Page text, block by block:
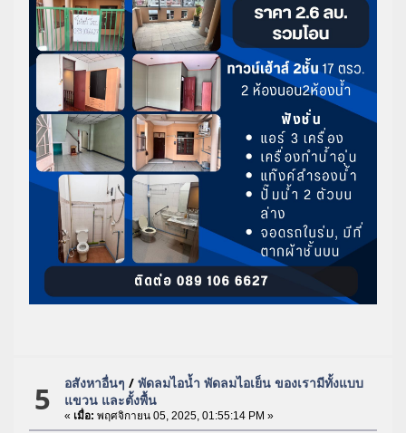
5 อสังหาอื่นๆ /พัดลมไอน้ำ พัดลมไอเย็น ของเรามีทั้งแบบ
แขวน และตั้งพื้น
« เมื่อ: พฤศจิกายน 05, 2025, 01:55:14 PM »